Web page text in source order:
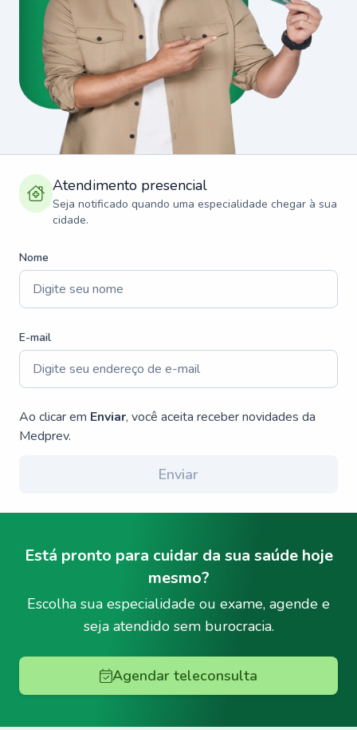
Atendimento presencial
Seja notificado quando uma especialidade chegar à sua
cidade.
Nome
E-mail
Ao clicar em Enviar, você aceita receber novidades da
Medprev.
Enviar
Está pronto para cuidar da sua saúde hoje
mesmo?
Escolha sua especialidade ou exame, agende e
seja atendido sem burocracia.
Agendar teleconsulta